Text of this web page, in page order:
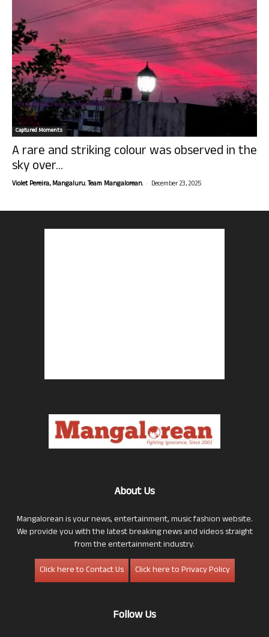
Captured Moments
A rare and striking colour was observed in the
sky over...
Violet Pereira, Mangaluru. Team Mangalorean. - December 23, 2025
About Us
Mangalorean is your news, entertainment, music fashion website.
We provide you with the latest breaking news and videos straight
from the entertainment industry.
Click here to Contact Us
Click here to Privacy Policy
Follow Us